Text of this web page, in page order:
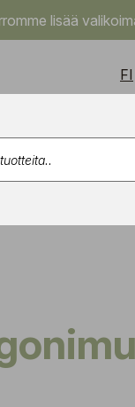
lisää
FI